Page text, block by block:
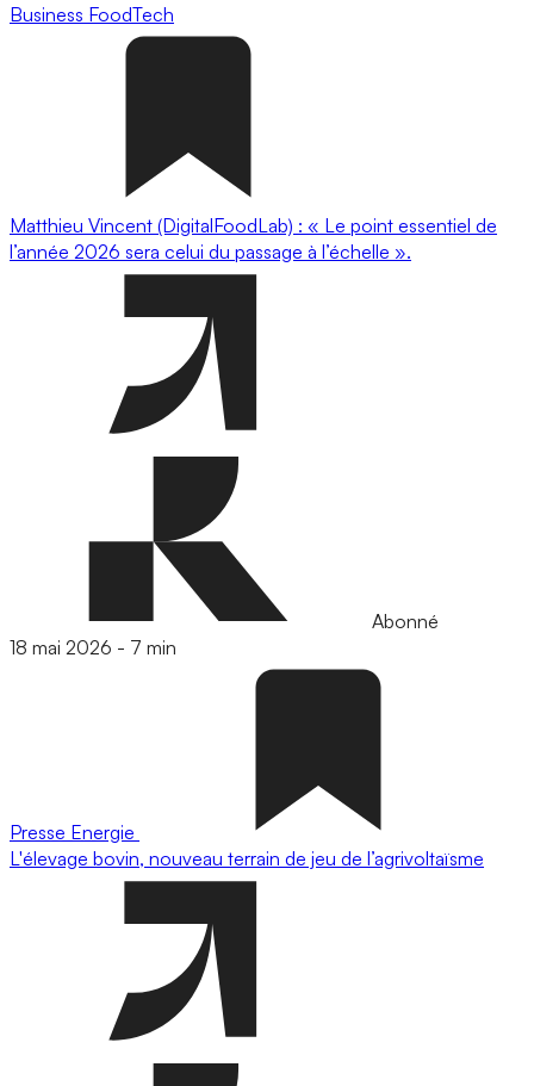
Business FoodTech
Matthieu Vincent (DigitalFoodLab) : « Le point essentiel de
l’année 2026 sera celui du passage à l’échelle ».
Abonné
18 mai 2026 - 7 min
Presse Energie
L'élevage bovin, nouveau terrain de jeu de l’agrivoltaïsme